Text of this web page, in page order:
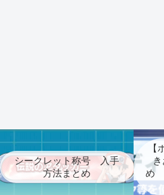
シークレット称号 入手
方法まとめ
き
め